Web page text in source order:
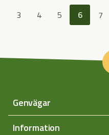
3 4 5 6 7
Genvägar
Information